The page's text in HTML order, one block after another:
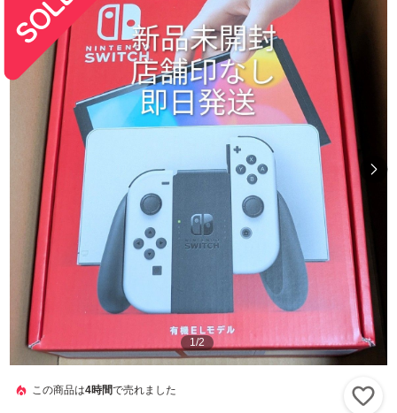
1/2
この商品は4時間で売れました